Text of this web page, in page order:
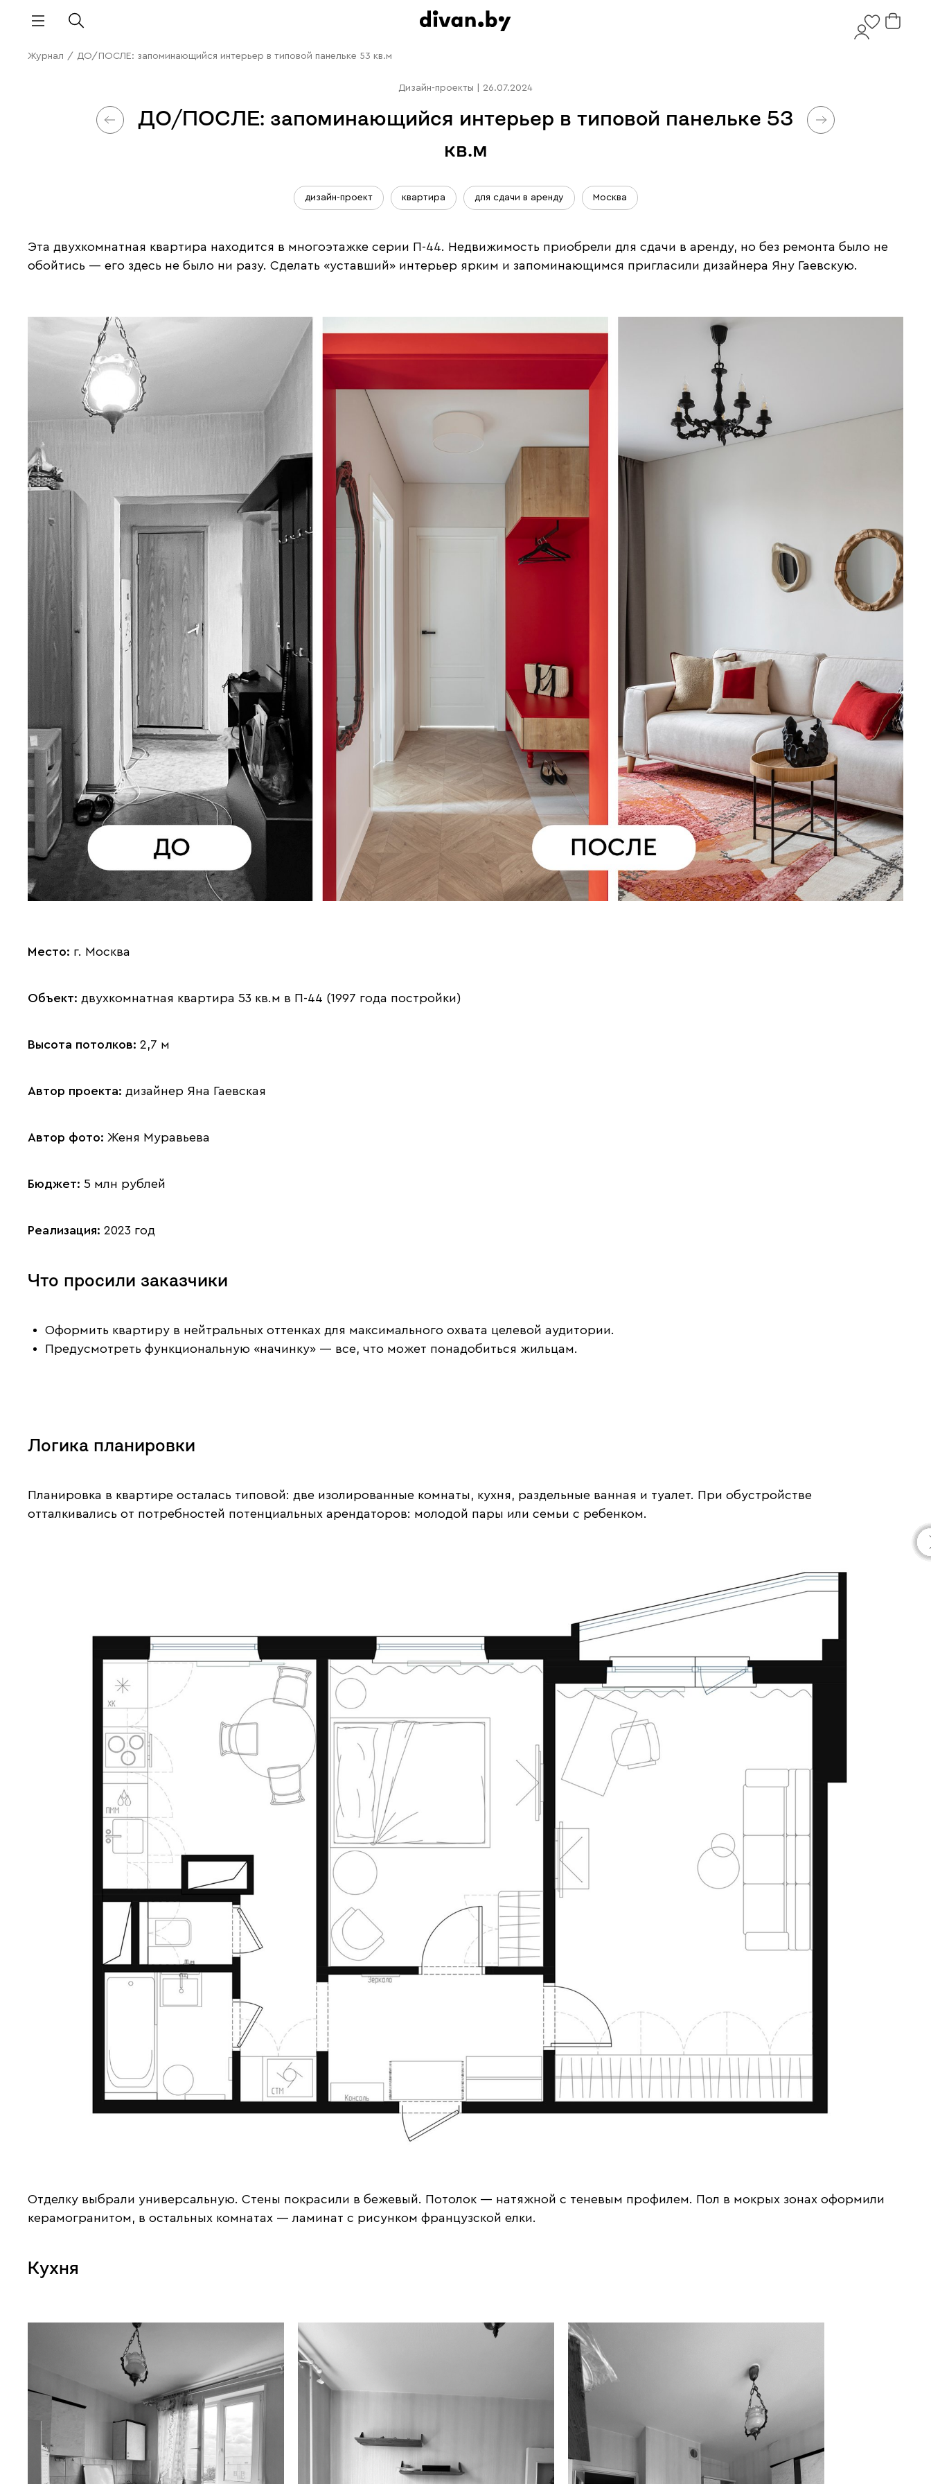
Журнал / ДО/ПОСЛЕ: запоминающийся интерьер в типовой панельке 53 кв.м
Дизайн-проекты 26.07.2024
ДО/ПОСЛЕ: запоминающийся интерьер в типовой панельке 53
кв.м
дизайн-проект квартира для сдачи в аренду Москва
Эта двухкомнатная квартира находится в многоэтажке серии П-44. Недвижимость приобрели для сдачи в аренду, но без ремонта было не
обойтись — его здесь не было ни разу. Сделать «уставший» интерьер ярким и запоминающимся пригласили дизайнера Яну Гаевскую.
Место: г. Москва
Объект: двухкомнатная квартира 53 кв.м в П-44 (1997 года постройки)
Высота потолков: 2,7 м
Автор проекта: дизайнер Яна Гаевская
Автор фото: Женя Муравьева
Бюджет: 5 млн рублей
Реализация: 2023 год
Что просили заказчики
Оформить квартиру в нейтральных оттенках для максимального охвата целевой аудитории.
Предусмотреть функциональную «начинку» — все, что может понадобиться жильцам.
Логика планировки
Планировка в квартире осталась типовой: две изолированные комнаты, кухня, раздельные ванная и туалет. При обустройстве
отталкивались от потребностей потенциальных арендаторов: молодой пары или семьи с ребенком.
Отделку выбрали универсальную. Стены покрасили в бежевый. Потолок — натяжной с теневым профилем. Пол в мокрых зонах оформили
керамогранитом, в остальных комнатах — ламинат с рисунком французской елки.
Кухня